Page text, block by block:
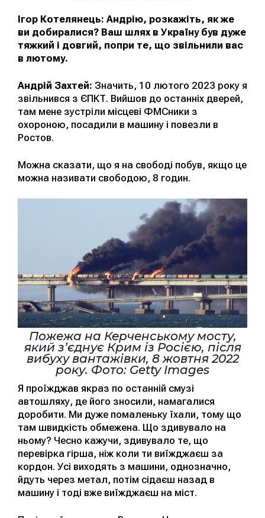
Ігор Котелянець: Андрію, розкажіть, як же
ви добиралися? Ваш шлях в Україну був дуже
тяжкий і довгий, попри те, що звільнили вас
в лютому.
Андрій Захтей: Значить, 10 лютого 2023 року я
звільнився з ЄПКТ. Вийшов до останніх дверей,
там мене зустріли місцеві ФМСники з
охороною, посадили в машину і повезли в
Ростов.
Можна сказати, що я на свободі побув, якщо це
можна називати свободою, 8 годин.
Пожежа на Керченському мосту,
який з’єднує Крим із Росією, після
вибуху вантажівки, 8 жовтня 2022
року. Фото: Getty Images
Я проїжджав якраз по останній смузі
автошляху, де його зносили, намагалися
доробити. Ми дуже помаленьку їхали, тому що
там швидкість обмежена. Що здивувало на
ньому? Чесно кажучи, здивувало те, що
перевірка гірша, ніж коли ти виїжджаєш за
кордон. Усі виходять з машини, однозначно,
йдуть через метал, потім сідаєш назад в
машину і тоді вже виїжджаєш на міст.